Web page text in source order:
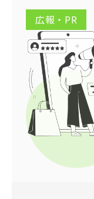
広報・PR